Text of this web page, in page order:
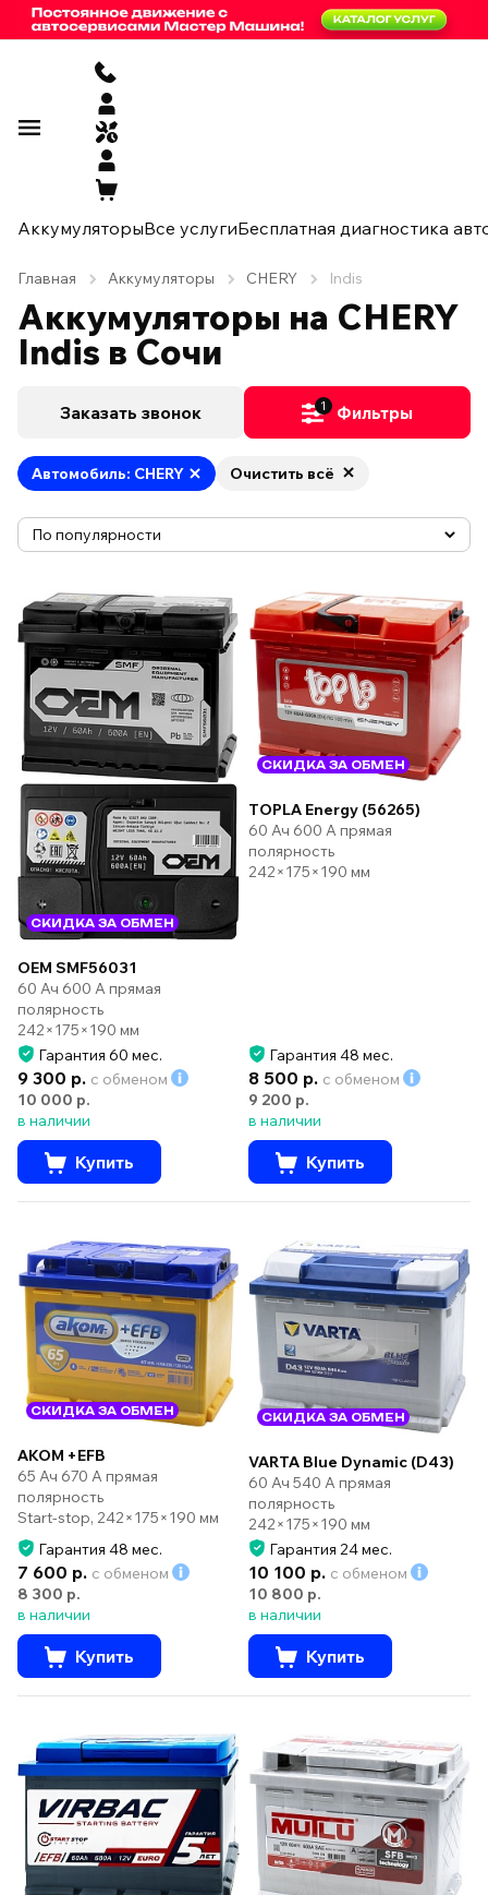
АккумуляторыВсе услугиБесплатная диагностика
Главная Аккумуляторы CHERY Indis
Аккумуляторы на CHERY
Indis в Сочи
Заказать звонок 1 Фильтры
Автомобиль: CHERY Очистить всё
СКИДКА ЗА ОБМЕН
OEM SMF56031
60 Ач 600 А прямая
полярность
242×175×190 мм
Гарантия 60 мес.
9 300 р. с обменом
10 000 р.
в наличии
Купить
СКИДКА ЗА ОБМЕН
TOPLA Energy (56265)
60 Ач 600 А прямая
полярность
242×175×190 мм
Гарантия 48 мес.
8 500 р. с обменом
9 200 р.
в наличии
Купить
СКИДКА ЗА ОБМЕН
AKOM +EFB
65 Ач 670 А прямая
полярность
Start-stop, 242×175×190 мм
Гарантия 48 мес.
7 600 р. с обменом
8 300 р.
в наличии
Купить
СКИДКА ЗА ОБМЕН
VARTA Blue Dynamic (D43)
60 Ач 540 А прямая
полярность
242×175×190 мм
Гарантия 24 мес.
10 100 р. с обменом
10 800 р.
в наличии
Купить